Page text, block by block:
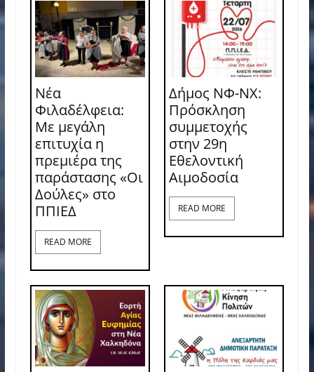
Νέα
Φιλαδέλφεια:
Με μεγάλη
επιτυχία η
πρεμιέρα της
παράστασης «Οι
Δούλες» στο
ΠΠΙΕΔ
READ MORE
Δήμος ΝΦ-ΝΧ:
Πρόσκληση
συμμετοχής
στην 29η
Εθελοντική
Αιμοδοσία
READ MORE